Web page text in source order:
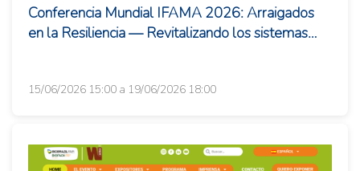
Conferencia Mundial IFAMA 2026: Arraigados
en la Resiliencia — Revitalizando los sistemas
15/06/2026 15:00 a 19/06/2026 18:00